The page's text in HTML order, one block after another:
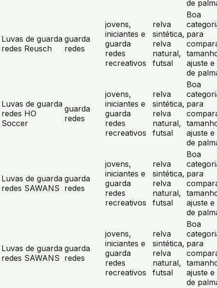
de
Luvas de guarda
redes Reusch
guarda
redes
jovens,
iniciantes e
guarda
redes
recreativos
relva
sintética,
relva
natural,
futsal
Boa
para
ajuste e
de
Luvas de guarda
redes HO
Soccer
guarda
redes
jovens,
iniciantes e
guarda
redes
recreativos
relva
sintética,
relva
natural,
futsal
Boa
para
ajuste e
de
Luvas de guarda
redes SAWANS
guarda
redes
jovens,
iniciantes e
guarda
redes
recreativos
relva
sintética,
relva
natural,
futsal
Boa
para
ajuste e
de
Luvas de guarda
redes SAWANS
guarda
redes
jovens,
iniciantes e
guarda
redes
recreativos
relva
sintética,
relva
natural,
futsal
Boa
para
ajuste e
de